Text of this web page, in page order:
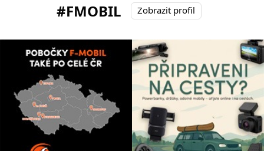
#FMOBIL
Zobrazit profil